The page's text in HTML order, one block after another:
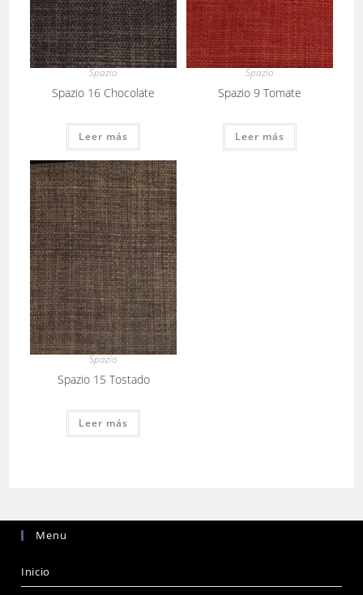
Spazio
Spazio 16 Chocolate
Leer más
Spazio
Spazio 9 Tomate
Leer más
Spazio
Spazio 15 Tostado
Leer más
Menu
Inicio